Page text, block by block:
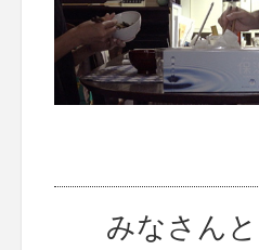
みなさん